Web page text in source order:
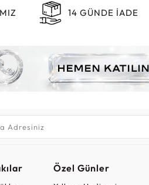
14 GÜNDE İADE
Özel Günler